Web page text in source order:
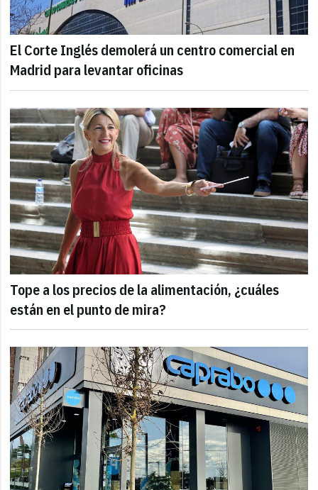
El Corte Inglés demolerá un centro comercial en
Madrid para levantar oficinas
Tope a los precios de la alimentación, ¿cuáles
están en el punto de mira?